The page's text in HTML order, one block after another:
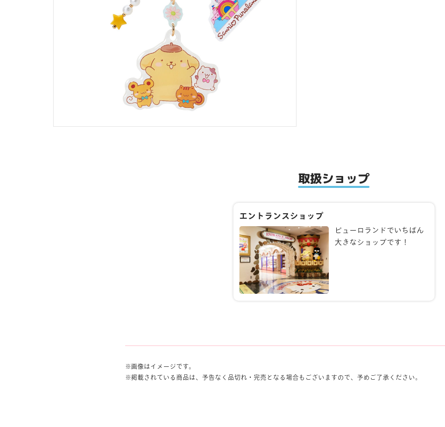
取扱ショップ
エントランスショップ
ピューロランドでいちばん
大きなショップです！
画像はイメージです。
掲載されている商品は、予告なく品切れ・完売となる場合もございますので、予めご了承ください。